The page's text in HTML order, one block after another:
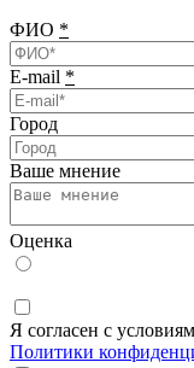
ФИО *
E-mail *
Город
Ваше мнение
Оценка
Я согласен с
Политики